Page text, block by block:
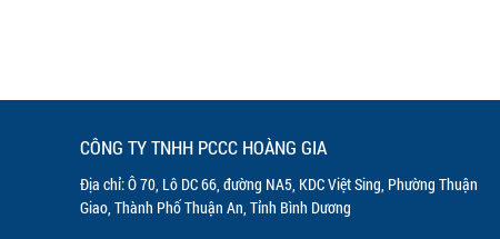
CÔNG TY TNHH PCCC HOÀNG GIA
Địa chỉ: Ô 70, Lô DC 66, đường NA5, KDC Việt Sing, Phường Thuận
Giao, Thành Phố Thuận An, Tỉnh Bình Dương